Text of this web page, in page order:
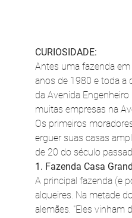
CURIOSIDADE:
Antes uma fazenda
anos de 1980 e toda a
da Avenida
muitas empresas na
Os primeiros
erguer suas casas
de 20 do século
1. Fazenda Casa
A principal fazenda (e
alqueires. Na metade
alemães. "Eles vinham